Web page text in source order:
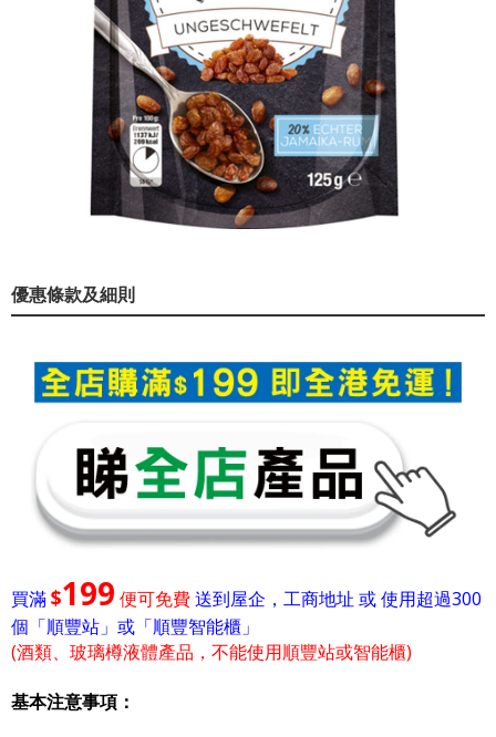
優惠條款及細則
買滿$199 便可免費送到屋企，工商地址 或 使用超過300
個「順豐站」或「順豐智能櫃」
(酒類、玻璃樽液體產品，不能使用順豐站或智能櫃)
基本注意事項：